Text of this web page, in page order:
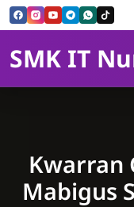
Skip to Content
SMK IT
Kwarran
Mabigus